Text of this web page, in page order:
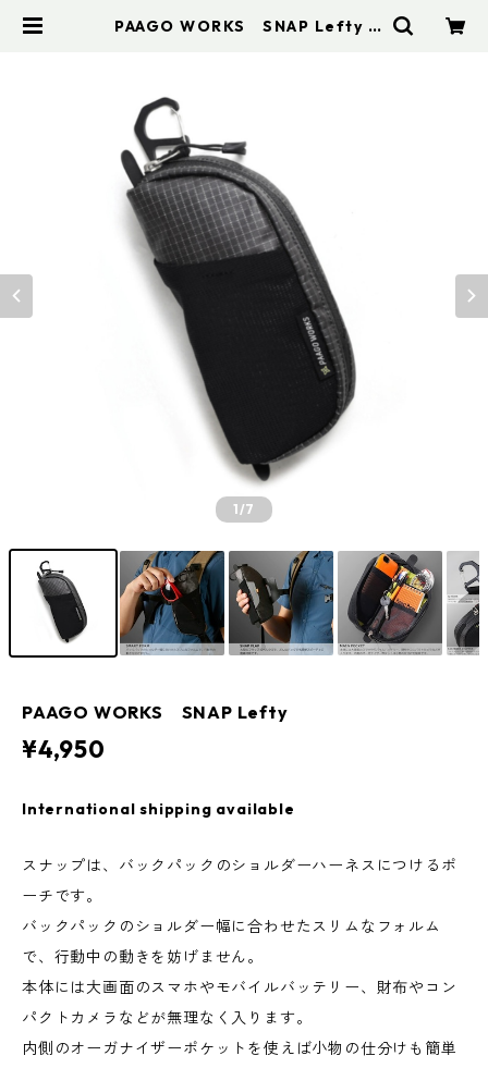
PAAGO WORKS SNAP Lefty |
1/7
PAAGO WORKS SNAP Lefty
¥4,950
International shipping available
スナップは、バックパックのショルダーハーネスにつけるポ
ーチです。
バックパックのショルダー幅に合わせたスリムなフォルム
で、行動中の動きを妨げません。
本体には大画面のスマホやモバイルバッテリー、財布やコン
パクトカメラなどが無理なく入ります。
内側のオーガナイザーポケットを使えば小物の仕分けも簡単